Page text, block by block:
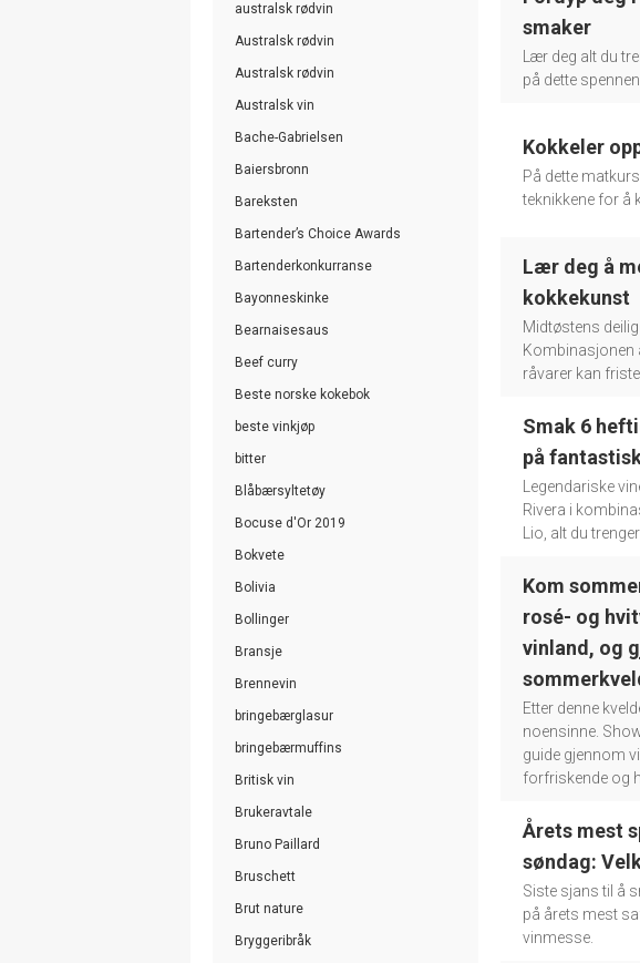
australsk rødvin
Australsk rødvin
Australsk rødvin
Australsk vin
Bache-Gabrielsen
Baiersbronn
Bareksten
Bartender’s Choice Awards
Bartenderkonkurranse
Bayonneskinke
Bearnaisesaus
Beef curry
Beste norske kokebok
beste vinkjøp
bitter
Blåbærsyltetøy
Bocuse d'Or 2019
Bokvete
Bolivia
Bollinger
Bransje
Brennevin
bringebærglasur
bringebærmuffins
Britisk vin
Brukeravtale
Bruno Paillard
Bruschett
Brut nature
Bryggeribråk
smaker
Lær deg alt du
på dette
Kokkeler
På dette
teknikkene for å
Lær deg å
kokkekunst
Midtøstens
Kombinasjonen
råvarer kan
Smak 6
på
Legendariske
Rivera i
Lio, alt du
Kom
rosé- og
vinland, og
Etter denne
noensinne.
guide gjennom
forfriskende og
Årets mest
søndag:
Siste sjans til å
på årets mest
vinmesse.